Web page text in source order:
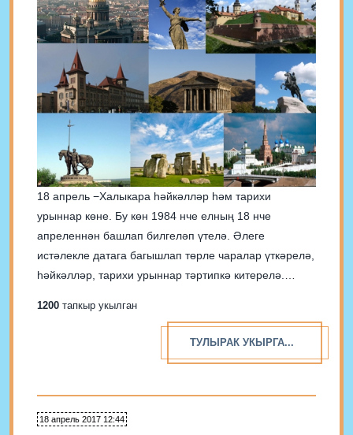
18 апрель −Халыкара һәйкәлләр һәм тарихи
урыннар көне. Бу көн 1984 нче елның 18 нче
апреленнән башлап билгеләп үтелә. Әлеге
истәлекле датага багышлап төрле чаралар үткәрелә,
һәйкәлләр, тарихи урыннар тәртипкә китерелә.
1200 тапкыр укылган
ТУЛЫРАК УКЫРГА...
18 апрель 2017 12:44